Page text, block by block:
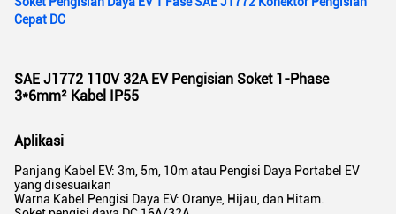
Cepat DC
SAE J1772 110V 32A EV Pengisian Soket 1-Phase
3*6mm² Kabel IP55
Aplikasi
Panjang Kabel EV: 3m, 5m, 10m atau Pengisi Daya Portabel EV
yang disesuaikan
Warna Kabel Pengisi Daya EV: Oranye, Hijau, dan Hitam.